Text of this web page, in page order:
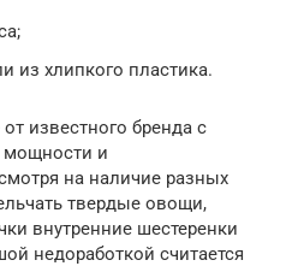
из хлипкого пластика.
известного бренда с
мощности и
на наличие разных
твердые овощи,
внутренние шестеренки
недоработкой считается